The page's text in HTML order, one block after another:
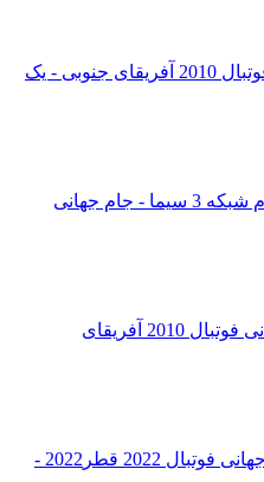
آهنگ مخصوص جام جهانی فوتبال 2010 آفریقای جنوبی - یک
آهنگ برنامه یک جهان یک جام شبکه 3 سیما - جام جهانی
عکس حاشیه ای از جام جهانی فوتبال 2010 آفریقای
2022 قطر
2022 -